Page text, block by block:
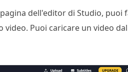
dell'editor di Studio, puoi
video. Puoi caricare un video